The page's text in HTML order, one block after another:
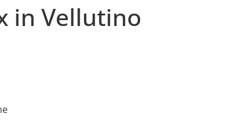
in Vellutino